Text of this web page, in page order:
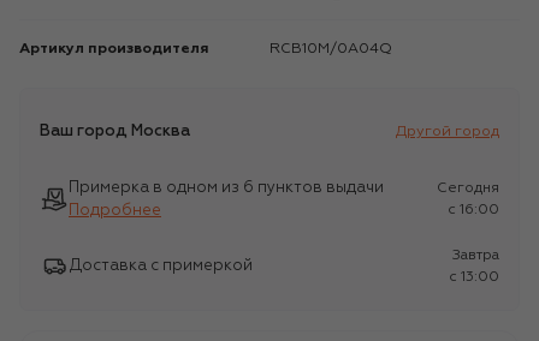
Артикул производителя RCB10M/0A04Q
Ваш город Москва Другой город
Примерка в одном из 6 пунктов выдачи
Подробнее
Сегодня
c 16:00
Доставка с примеркой
Завтра
c 13:00